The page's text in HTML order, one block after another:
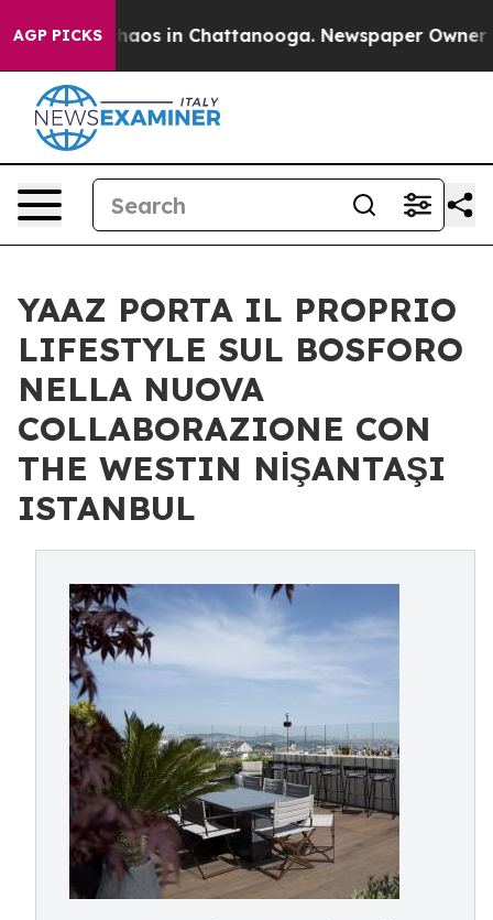
AGP PICKSChaos in Chattanooga. Newspaper Owner
YAAZ PORTA IL PROPRIO
LIFESTYLE SUL BOSFORO
NELLA NUOVA
COLLABORAZIONE CON
THE WESTIN NİŞANTAŞI
ISTANBUL